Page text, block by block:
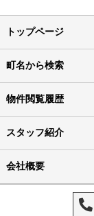
トップページ
町名から検索
物件閲覧履歴
スタッフ紹介
会社概要